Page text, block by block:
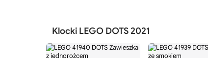
Klocki LEGO DOTS 2021